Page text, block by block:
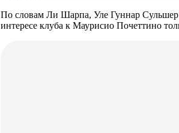
По словам Ли Шарпа, Уле Гуннар Сульшер
интересе клуба к Маурисио Почеттино